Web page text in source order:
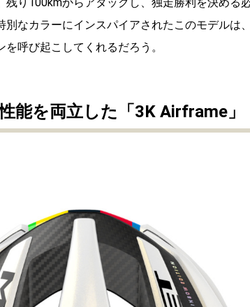
なカラーにインスパイアされたこのモデルは
呼び起こしてくれるだろう。
能を両立した「3K Airframe」